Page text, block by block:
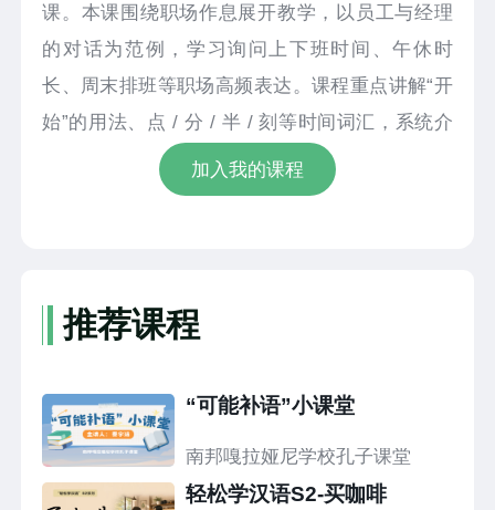
课。本课围绕职场作息展开教学，以员工与经理
的对话为范例，学习询问上下班时间、午休时
长、周末排班等职场高频表达。课程重点讲解“开
始”的用法、点 / 分 / 半 / 刻等时间词汇，系统介
绍汉语正反问句的句式结构与问答方式，同时演
示时间名词在句中的不同位置用法，搭配丰富例
加入我的课程
推荐课程
“可能补语”小课堂
南邦嘎拉娅尼学校孔子课堂
轻松学汉语S2-买咖啡